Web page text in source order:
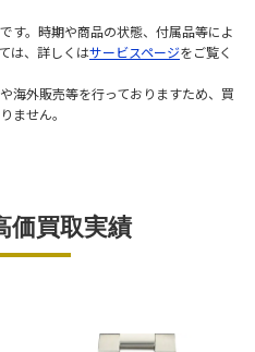
す。時期や商品の状態、付属品等によ
は、詳しくはサービスページをご覧く
海外販売等を行っておりますため、買
ません。
価買取実績